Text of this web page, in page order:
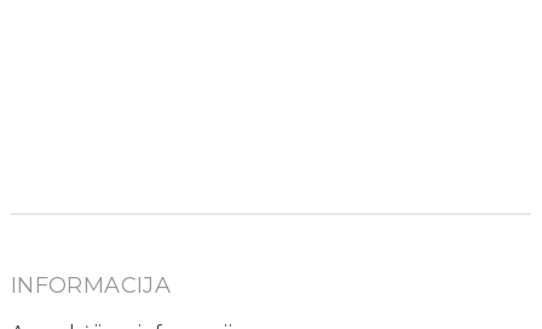
INFORMACIJA